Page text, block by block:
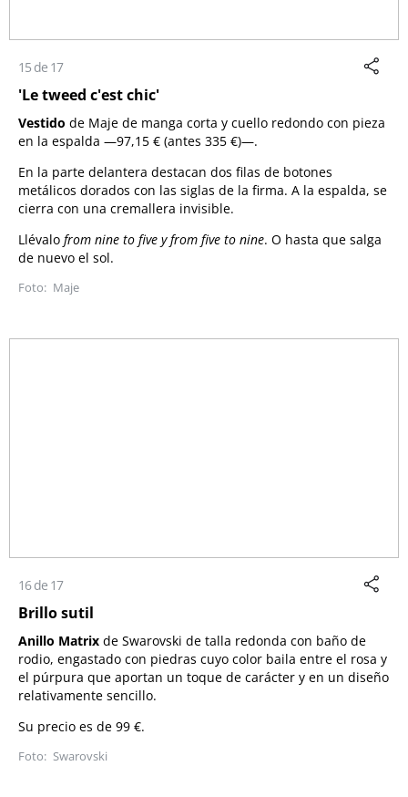
15 de 17
'Le tweed c'est chic'
Vestido de Maje de manga corta y cuello redondo con pieza
en la espalda —97,15 € (antes 335 €)—.
En la parte delantera destacan dos filas de botones
metálicos dorados con las siglas de la firma. A la espalda, se
cierra con una cremallera invisible.
Llévalo from nine to five y from five to nine. O hasta que salga
de nuevo el sol.
Maje
16 de 17
Brillo sutil
Anillo Matrix de Swarovski de talla redonda con baño de
rodio, engastado con piedras cuyo color baila entre el rosa y
el púrpura que aportan un toque de carácter y en un diseño
relativamente sencillo.
Su precio es de 99 €.
Swarovski